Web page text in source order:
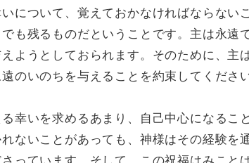
について、覚えておかなければならな
も残るものだということです。主は永遠
ようとしておられます。そのために、
のいのちを与えることを約束してくださ
幸いを求めるあまり、自己中心になる
ないことがあっても、神様はその経験
っています。そして、この祝福はみこ